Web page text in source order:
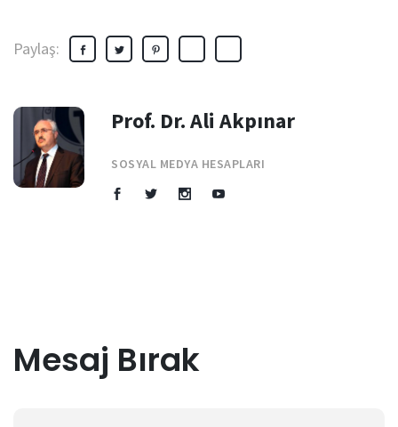
Paylaş:
Prof. Dr. Ali Akpınar
SOSYAL MEDYA HESAPLARI
Mesaj Bırak